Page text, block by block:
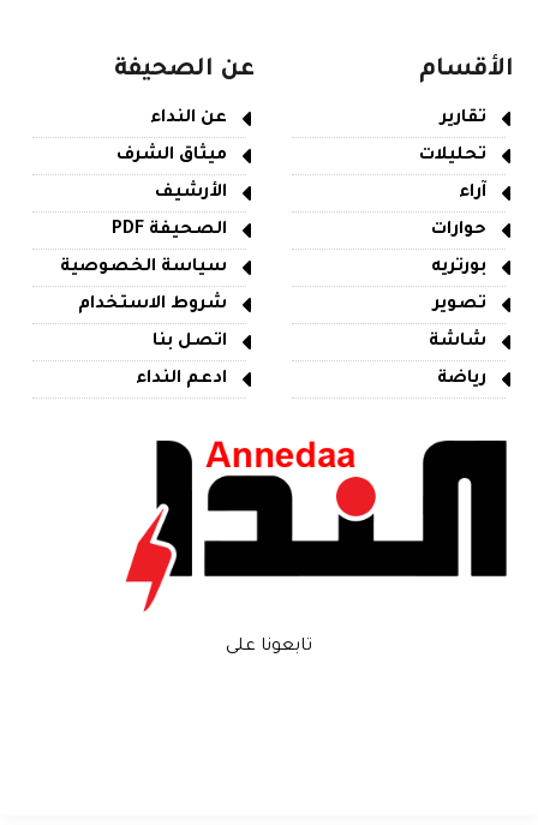
الأقسام
تقارير
تحليلات
آراء
حوارات
بورتريه
تصوير
شاشة
رياضة
عن الصحيفة
عن النداء
ميثاق الشرف
الأرشيف
الصحيفة PDF
سياسة الخصوصية
شروط الاستخدام
اتصل بنا
ادعم النداء
تابعونا على